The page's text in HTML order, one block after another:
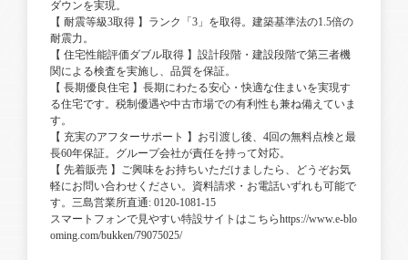
ダウンを実現。
【 耐震等級3取得 】ランク「3」を取得。建築基準法の1.5倍の
耐震力。
【 住宅性能評価ダブル取得 】設計段階・建設段階で第三者機
関による検査を実施し、品質を保証。
【 長期優良住宅 】長期にわたる安心・快適な住まいを実現す
る住宅です。税制優遇や中古市場での有利性も兼ね備えていま
す。
【 充実のアフターサポート 】お引渡し後、4回の無料点検と最
長60年保証。グループ会社が責任を持って対応。
【 先着販売 】ご興味をお持ちいただけましたら、どうぞお気
軽にお問い合わせください。資料請求・お電話いずれも可能で
す。三島営業所直通: 0120-1081-15
スマートフォンで見やすい特設サイトはこちらhttps://www.e-blo
oming.com/bukken/79075025/